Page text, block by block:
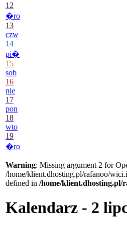
12
�ro
13
czw
14
pi�
15
sob
16
nie
17
pon
18
wto
19
�ro
Warning: Missing argument 2 for
/home/klient.dhosting.pl/rafanoo/
defined in /home/klient.dhosting.pl/
Kalendarz - 2